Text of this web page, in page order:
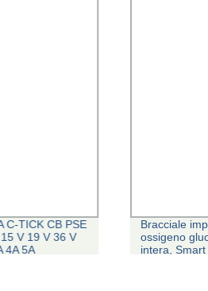
C-TICK CB PSE
V 19 V 36 V
4A 5A
Bracciale
ossigeno
intera,